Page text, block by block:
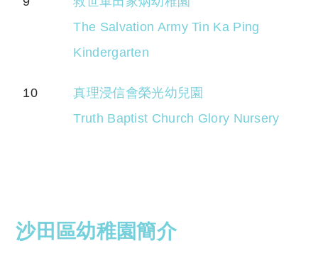
The Salvation Army Tin Ka Ping
Kindergarten
10
真理浸信會榮光幼兒園
Truth Baptist Church Glory Nursery
沙田區幼稚園簡介